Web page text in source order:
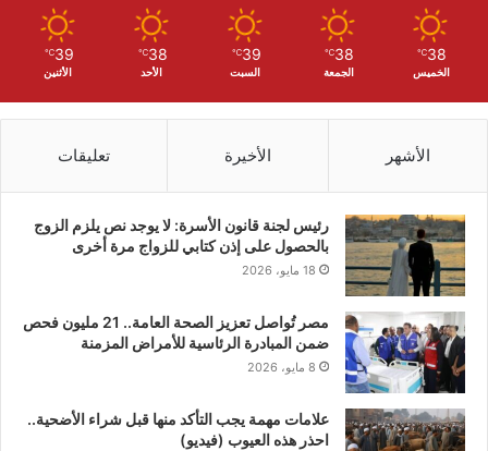
38
℃
الخميس
38
℃
الجمعة
39
℃
السبت
38
℃
الأحد
39
℃
الأثنين
الأشهر الأخيرة تعليقات
رئيس لجنة قانون الأسرة: لا يوجد نص يلزم الزوج
بالحصول على إذن كتابي للزواج مرة أخرى
18 مايو، 2026
مصر تُواصل تعزيز الصحة العامة.. 21 مليون فحص
ضمن المبادرة الرئاسية للأمراض المزمنة
8 مايو، 2026
علامات مهمة يجب التأكد منها قبل شراء الأضحية..
احذر هذه العيوب (فيديو)